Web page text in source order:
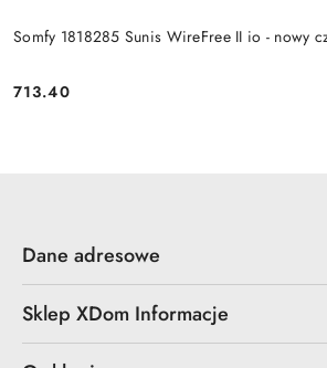
Somfy 1818285 Sunis WireFree II io - nowy
Cena:
713.40
Dane adresowe
Sklep XDom Informacje